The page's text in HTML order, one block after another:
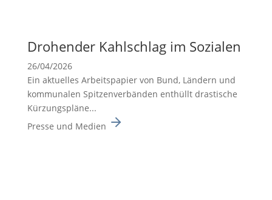
Drohender Kahlschlag im Sozialen
26/04/2026
Ein aktuelles Arbeits­pa­pier von Bund, Ländern und
kommu­nalen Spitzen­ver­bänden enthüllt drasti­sche
Kürzungs­pläne...
Presse und Medien